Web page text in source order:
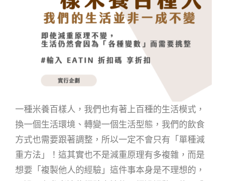
一種米養百樣人，我們也有著上百種的生活模式，
換一個生活環境、轉變一個生活型態，我們的飲食
方式也需要跟著調整，所以一定不會只有「單種減
重方法」！這其實也不是減重原理有多複雜，而是
想要「複製他人的經驗」這件事本身是不理想的，